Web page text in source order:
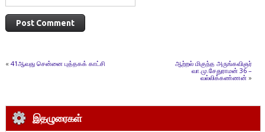
« 41ஆவது சென்னை புத்தகக் காட்சி
ஆற்றல் மிகுந்த அருங்கவிஞர்
வா.மு.சேதுராமன் 36 –
வல்லிக்கண்ணன் »
இதழுரைகள்